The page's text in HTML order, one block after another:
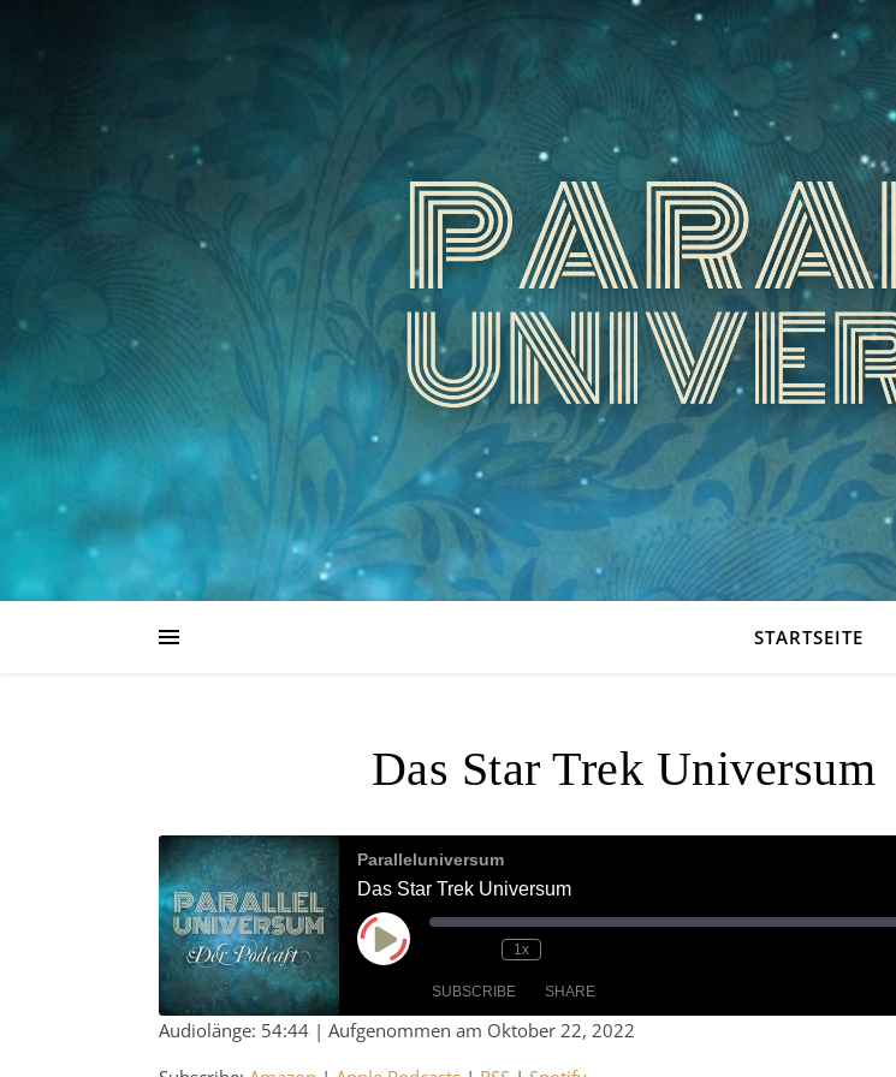
STARTSEITE
Das Star Trek Universum
Paralleluniversum
Das Star Trek Universum
Play Episode 1x
SUBSCRIBE SHARE
Audiolänge: 54:44 | Aufgenommen am Oktober 22, 2022